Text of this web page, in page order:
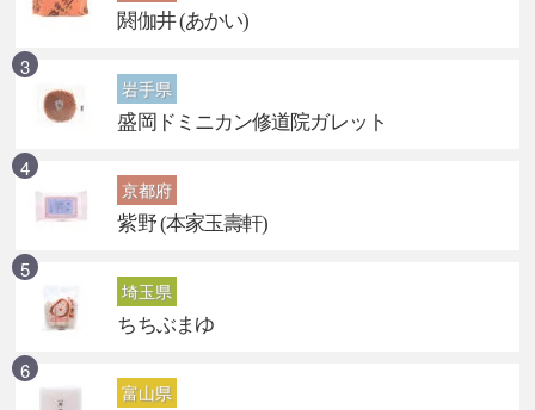
閼伽井 (あかい)
岩手県
盛岡ドミニカン修道院ガレット
京都府
紫野 (本家玉壽軒)
埼玉県
ちちぶまゆ
富山県